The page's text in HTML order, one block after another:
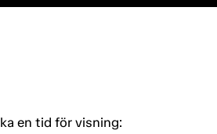
en tid för visning: